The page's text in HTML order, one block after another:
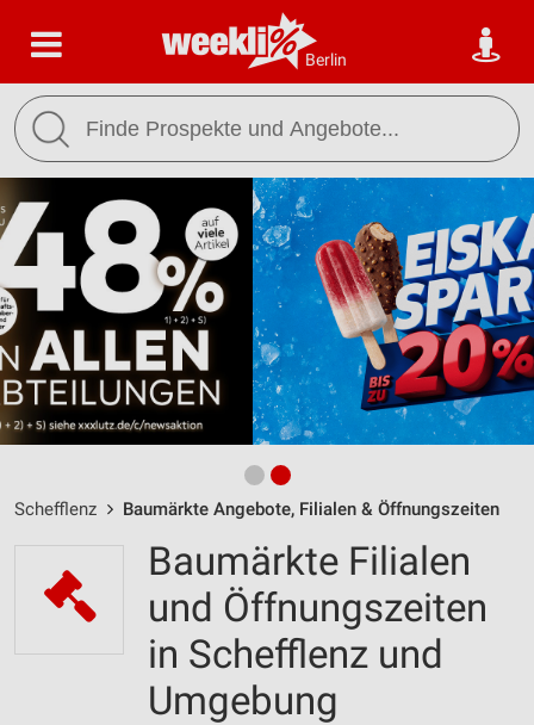
Berlin
Schefflenz Baumärkte Angebote, Filialen & Öffnungszeiten
Baumärkte Filialen
und Öffnungszeiten
in Schefflenz und
Umgebung